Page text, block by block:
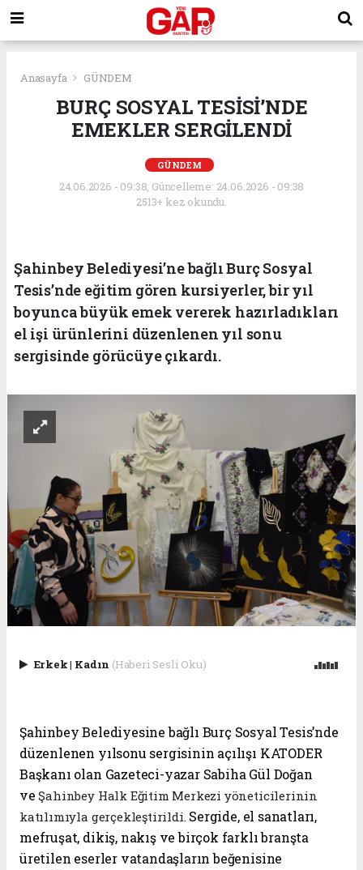
Anasayfa GÜNDEM
BURÇ SOSYAL TESİSİ’NDE
EMEKLER SERGİLENDİ
GÜNDEM
24.06.2026 - 09:38, Güncelleme: 24.06.2026 - 09:38
2513+ kez okundu.
Şahinbey Belediyesi’ne bağlı Burç Sosyal
Tesis’nde eğitim gören kursiyerler, bir yıl
boyunca büyük emek vererek hazırladıkları
el işi ürünlerini düzenlenen yıl sonu
sergisinde görücüye çıkardı.
Erkek| Kadın (Haberi Sesli Oku)
Şahinbey Belediyesine bağlı Burç Sosyal Tesis’nde
düzenlenen yılsonu sergisinin açılışı KATODER
Başkanı olan Gazeteci-yazar Sabiha Gül Doğan
veŞahinbey Halk Eğitim Merkezi yöneticilerinin
katılımıyla gerçekleştirildi.Sergide, el sanatları,
mefruşat, dikiş, nakış ve birçok farklı branşta
üretilen eserler vatandaşların beğenisine